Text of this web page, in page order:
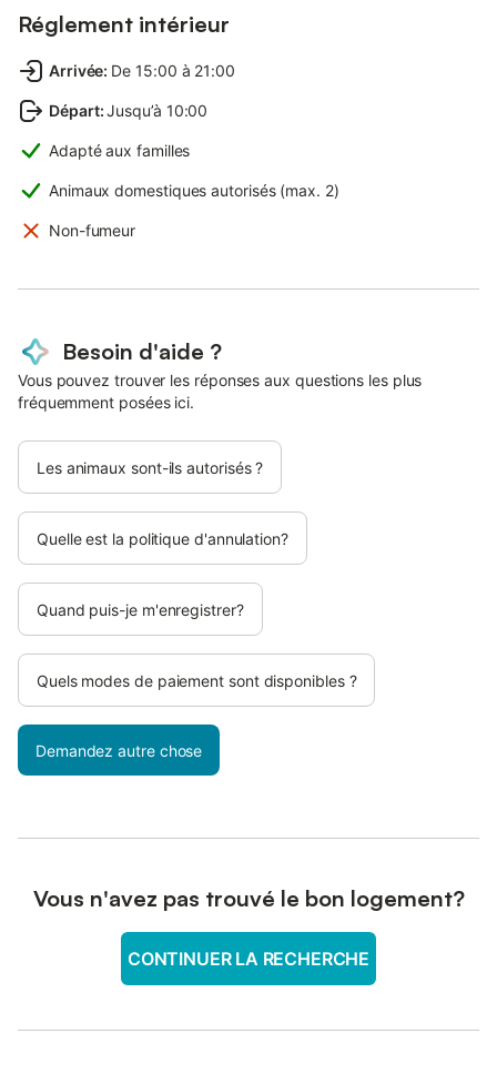
Réglement intérieur
Arrivée: De 15:00 à 21:00
Départ:Jusqu’à 10:00
Adapté aux familles
Animaux domestiques autorisés (max. 2)
Non-fumeur
Besoin d'aide ?
Vous pouvez trouver les réponses aux questions les plus
fréquemment posées ici.
Les animaux sont-ils autorisés ?
Quelle est la politique d'annulation?
Quand puis-je m'enregistrer?
Quels modes de paiement sont disponibles ?
Demandez autre chose
Vous n'avez pas trouvé le bon logement?
CONTINUER LA RECHERCHE